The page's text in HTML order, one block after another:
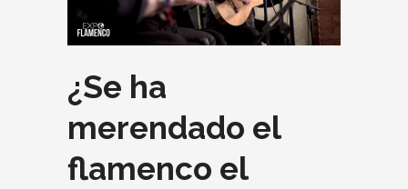
¿Se ha
merendado el
flamenco el